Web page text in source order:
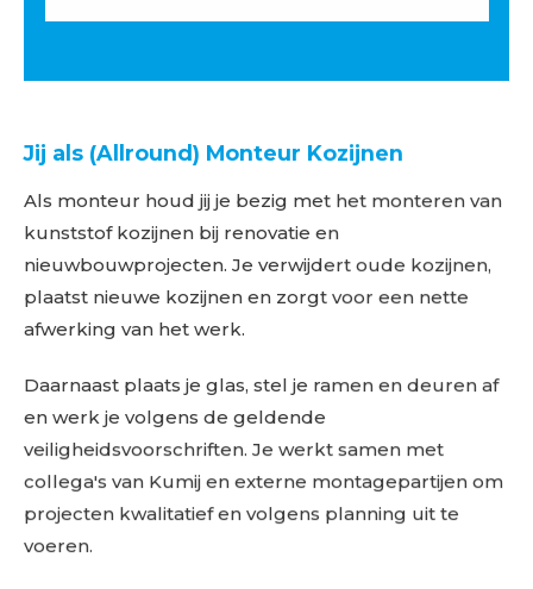
Jij als (Allround) Monteur Kozijnen
Als monteur houd jij je bezig met het monteren van
kunststof kozijnen bij renovatie en
nieuwbouwprojecten. Je verwijdert oude kozijnen,
plaatst nieuwe kozijnen en zorgt voor een nette
afwerking van het werk.
Daarnaast plaats je glas, stel je ramen en deuren af
en werk je volgens de geldende
veiligheidsvoorschriften. Je werkt samen met
collega's van Kumij en externe montagepartijen om
projecten kwalitatief en volgens planning uit te
voeren.